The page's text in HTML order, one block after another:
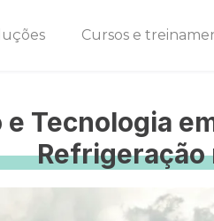
Cursos e
Tecnologia
Refrigeração